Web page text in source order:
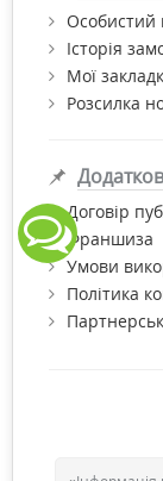
Особистий
Історія
Мої
Розсилка
Договір
Франшиза
Умови
Політика